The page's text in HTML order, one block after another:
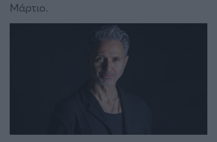
Γυναίκα
Μάρτιο.